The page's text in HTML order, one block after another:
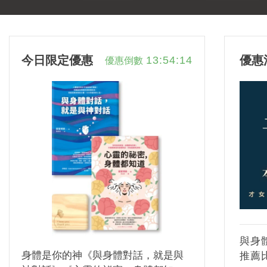
今日限定優惠 優惠倒數 13:54:13
身體是你的神《與身體對話，就是與
優惠
與身
推薦